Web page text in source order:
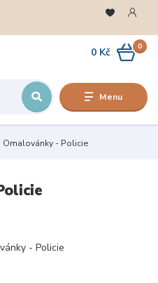
Menu
0
0 Kč
Omalovánky - Policie